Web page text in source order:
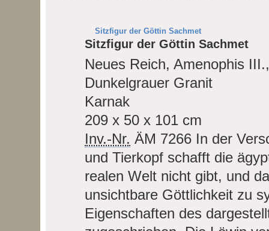
Sitzfigur der Göttin Sachmet
Sitzfigur der Göttin Sachmet
Neues Reich, Amenophis
Dunkelgrauer Granit
Karnak
209 x 50 x 101 cm
Inv.-Nr. ÄM 7266 In der
und Tierkopf schafft die
realen Welt nicht gibt, und
unsichtbare Göttlichkeit zu
Eigenschaften des